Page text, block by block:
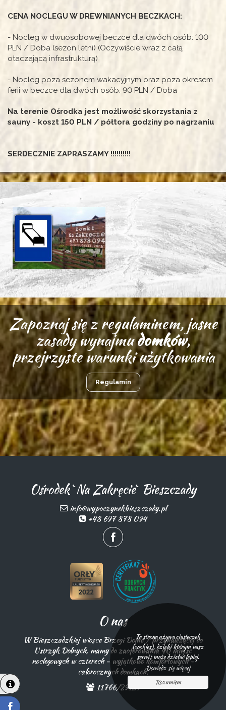
CENA NOCLEGU W DREWNIANYCH BECZKACH:
- Nocleg w dwuosobowej beczce dla dwóch osób: 100
PLN / Doba (sezon letni) (Oczywiście wraz z całą
otaczającą infrastrukturą)
- Nocleg poza sezonem wakacyjnym oraz poza okresem
ferii w beczce dla dwóch osób: 90 PLN / Doba
Na terenie Ośrodka jest możliwość skorzystania z
sauny - koszt 150 PLN / półtora godziny po nagrzaniu
SERDECZNIE ZAPRASZAMY !!!!!!!!!!
Zapoznaj się z regulaminem, jasne
zasady wynajmudomków,
przejrzyste warunki użytkowania
Regulamin
Ośrodek `Na Zakręcie` Bieszczady
info@wypoczynekbieszczady.pl
+48 697 878 094
O nas
W Bieszczadzkiej wiosce Brzegi Dolne / przynależącej do
Ustrzyk Dolnych, mamy do zaoferowania 40 miejsc
noclegowych w czterech - wyjątkowo komfortowych -
całorocznych domkach.
11766/29126
Ta strona używa ciasteczek
(cookies), dzięki którym nasz
serwis może działać lepiej.
Dowiedz się więcej
Rozumiem